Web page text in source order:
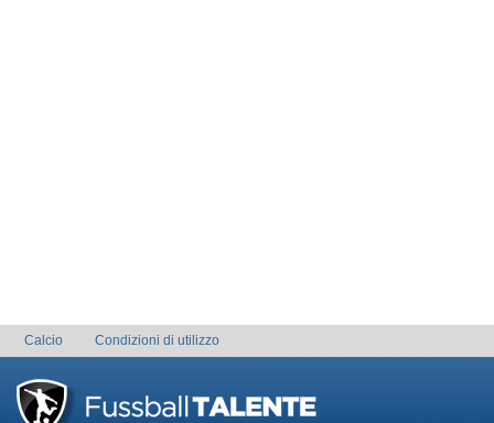
Calcio Condizioni di utilizzo